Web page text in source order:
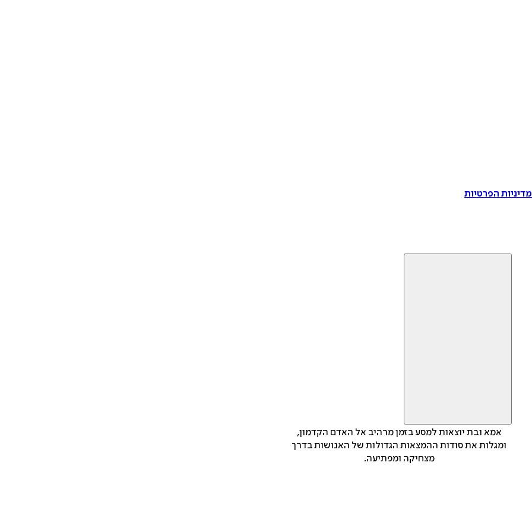
הפרטיות
אמא ובת יוצאות למסע בזמן מרהיב אל האדם הקדמון,
ומגלות את סודות ההמצאות הגדולות של האנושות בדרך
מצחיקה ומפתיעה.